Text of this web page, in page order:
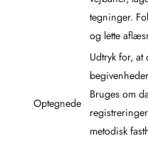
tegninger.
og lette
Optegnede
Udtryk for,
Bruges om
metodisk